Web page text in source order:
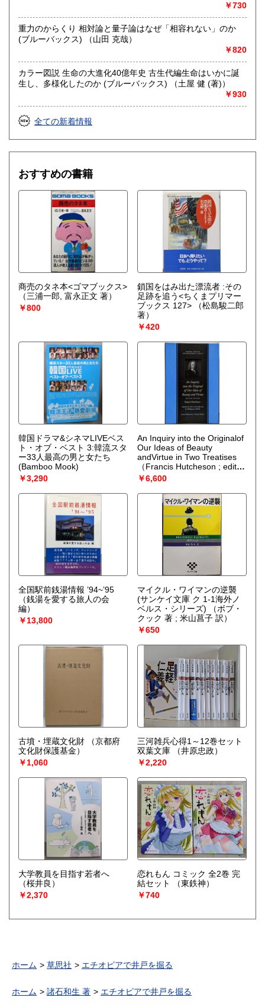
￥730
重力のからくり 相対論と量子論はなぜ「相容れない」のか
(ブルーバックス) （山田 克哉）
￥820
カラー図説 生命の大進化40億年史 古生代編生命はいかに誕
生し、多様化したのか (ブルーバックス) （土屋 健 (著)）
￥930
全ての新着情報
おすすめの書籍
商売のタネ本<ゴマブックス>
（三浦一郎, 富永正文 著）
￥800
鎖国をはみ出た漂流者 :その
足跡を追う<ちくまプリマー
ブックス 127>
（松島駿二郎
著）
￥420
韓国ドラマ&シネマLIVEベス
ト・オブ・ベスト 3:韓流スタ
ー33人最高の男と女たち
(Bamboo Mook)
￥3,290
An Inquiry into the Originalof
Our Ideas of Beauty
andVirtue in Two Treatises
（Francis Hutcheson ; edited
andwith an introduction
byWolfgang Leidhold）
￥6,600
全国駅前銭湯情報 ’94~’95
（銭湯を愛する旅人の会
編）
￥13,800
マイクル・ワイマンの逆襲
(サンケイ文庫 ク 1-1海外ノ
ベルス・シリーズ)
（ボブ・
クック 著 ; 米山菖子 訳）
￥650
古墳・埋蔵文化財
（京都府
文化財保護基金）
￥1,060
三河雑兵心得1～12巻セット
双葉文庫
（井原忠政）
￥2,220
大学教員を目指す若者へ
（桜井良）
￥2,370
恋れもん コミック 全2巻 完
結セット
（東鉄神）
￥740
ホーム 草思社 エチオピアで井戸を掘る
ホーム 諸石和生 著 エチオピアで井戸を掘る